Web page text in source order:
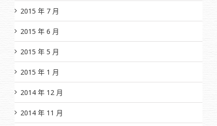
2015 年 7 月
2015 年 6 月
2015 年 5 月
2015 年 1 月
2014 年 12 月
2014 年 11 月